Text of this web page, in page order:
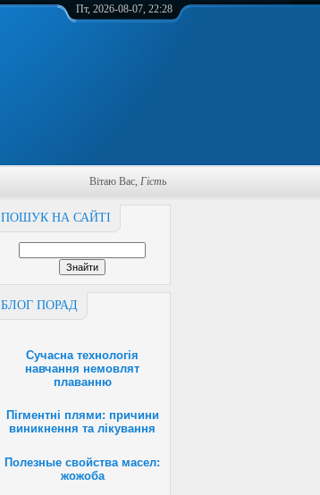
Пт, 2026-08-07, 22:28
Вітаю Вас, Гість
ПОШУК НА САЙТІ
БЛОГ ПОРАД
Сучасна технологія
навчання немовлят
плаванню
Пігментні плями: причини
виникнення та лікування
Полезные свойства масел:
жожоба